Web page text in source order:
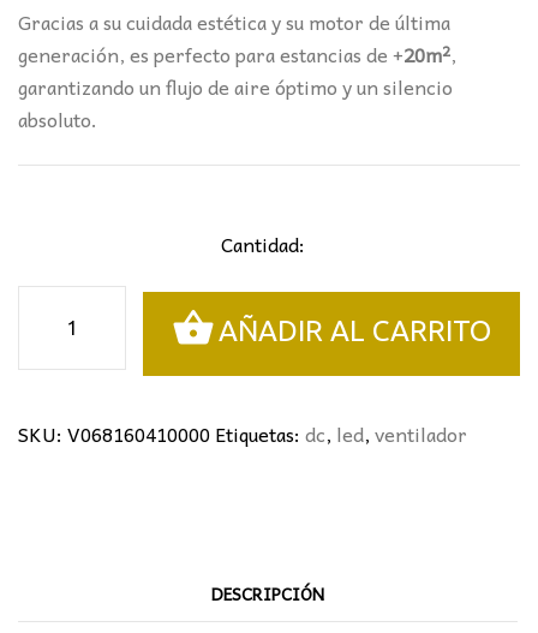
Gracias a su cuidada estética y su motor de última
generación, es perfecto para estancias de +20m²,
garantizando un flujo de aire óptimo y un silencio
absoluto.
Cantidad:
MADEIRA
NEGRO-
CLARA
AÑADIR AL CARRITO
SKU: V068160410000Etiquetas: dc, led,ventilador
DESCRIPCIÓN